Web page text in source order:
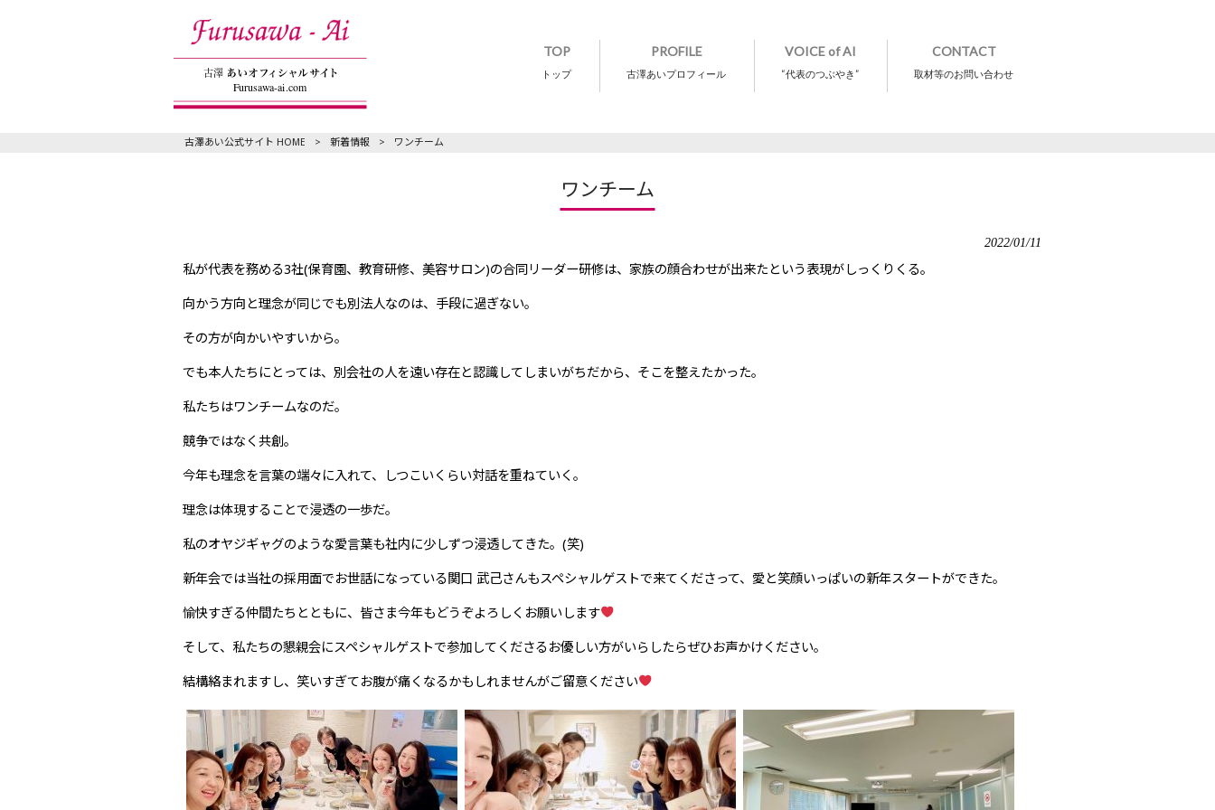
TOP
トップ
PROFILE
古澤あいプロフィール
VOICE of AI
“代表のつぶやき”
CONTACT
取材等のお問い合わせ
古澤あい公式サイト HOME > 新着情報 > ワンチーム
ワンチーム
2022/01/11
私が代表を務める3社(保育園、教育研修、美容サロン)の合同リーダー研修は、家族の顔合わせが出来たという表現がしっくりくる。
向かう方向と理念が同じでも別法人なのは、手段に過ぎない。
その方が向かいやすいから。
でも本人たちにとっては、別会社の人を遠い存在と認識してしまいがちだから、そこを整えたかった。
私たちはワンチームなのだ。
競争ではなく共創。
今年も理念を言葉の端々に入れて、しつこいくらい対話を重ねていく。
理念は体現することで浸透の一歩だ。
私のオヤジギャグのような愛言葉も社内に少しずつ浸透してきた。(笑)
新年会では当社の採用面でお世話になっている関口 武己さんもスペシャルゲストで来てくださって、愛と笑顔いっぱいの新年スタートができた。
愉快すぎる仲間たちとともに、皆さま今年もどうぞよろしくお願いします
そして、私たちの懇親会にスペシャルゲストで参加してくださるお優しい方がいらしたらぜひお声かけください。
結構絡まれますし、笑いすぎてお腹が痛くなるかもしれませんがご留意ください